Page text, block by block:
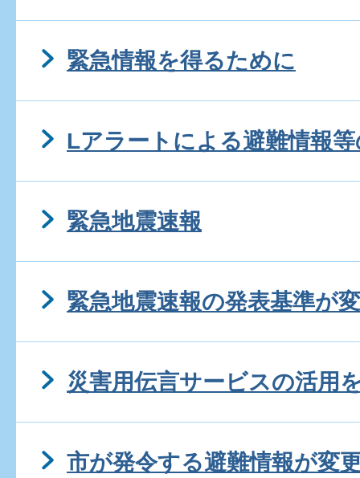
緊急情報を得るために
Lアラートによる避難情報
緊急地震速報
緊急地震速報の発表基準が
災害用伝言サービスの活用
市が発令する避難情報が変